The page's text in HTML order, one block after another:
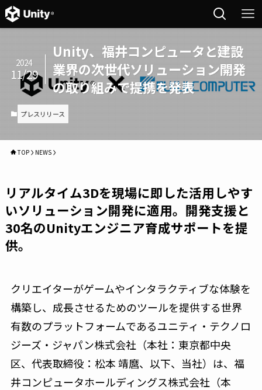
Unity、福井コンピュータと建設
業界の次世代ソリューション開発
の取り組みで提携を発表
2024
11/29
プレスリリース
TOP NEWS
リアルタイム3Dを現場に即した活用しやす
いソリューション開発に適用。開発支援と
30名のUnityエンジニア育成サポートを提
供。
クリエイターがゲームやインタラクティブな体験を
構築し、成長させるためのツールを提供する世界
有数のプラットフォームであるユニティ・テクノロ
ジーズ・ジャパン株式会社（本社：東京都中央
区、代表取締役：松本 靖麿、以下、当社）は、福
井コンピュータホールディングス株式会社（本